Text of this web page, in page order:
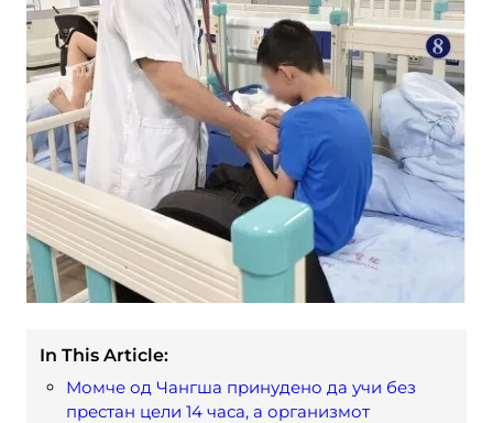
In This Article:
Момче од Чангша принудено да учи без
престан цели 14 часа, а организмот